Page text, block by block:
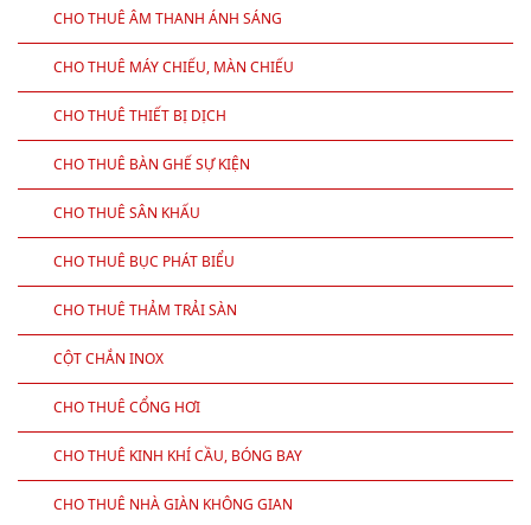
CHO THUÊ ÂM THANH ÁNH SÁNG
CHO THUÊ MÁY CHIẾU, MÀN CHIẾU
CHO THUÊ THIẾT BỊ DỊCH
CHO THUÊ BÀN GHẾ SỰ KIỆN
CHO THUÊ SÂN KHẤU
CHO THUÊ BỤC PHÁT BIỂU
CHO THUÊ THẢM TRẢI SÀN
CỘT CHẮN INOX
CHO THUÊ CỔNG HƠI
CHO THUÊ KINH KHÍ CẦU, BÓNG BAY
CHO THUÊ NHÀ GIÀN KHÔNG GIAN